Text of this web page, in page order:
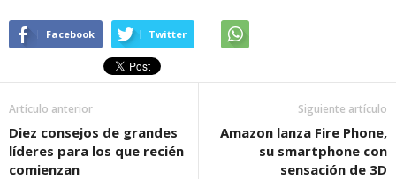
Facebook Twitter
Artículo anterior
Diez consejos de grandes
líderes para los que recién
comienzan
Siguiente artículo
Amazon lanza Fire Phone,
su smartphone con
sensación de 3D